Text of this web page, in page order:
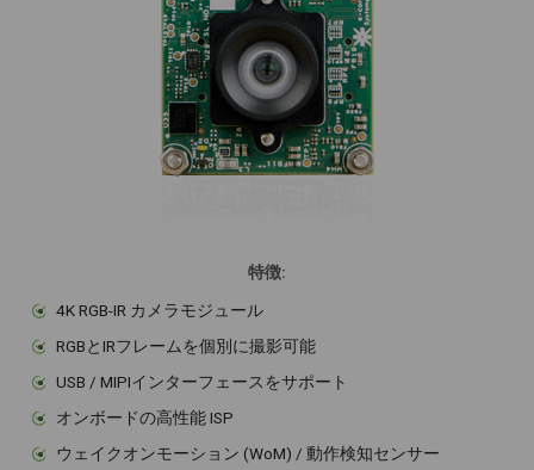
特徴:
4K RGB-IR カメラモジュール
RGBとIRフレームを個別に撮影可能
USB / MIPIインターフェースをサポート
オンボードの高性能 ISP
ウェイクオンモーション (WoM) / 動作検知センサー